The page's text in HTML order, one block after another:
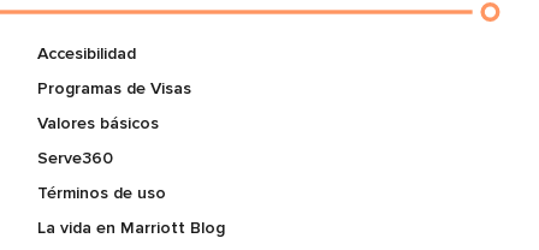
Accesibilidad
Programas de Visas
Valores básicos
Serve360
Términos de uso
La vida en Marriott Blog